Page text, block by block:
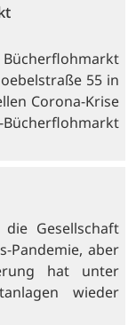
Bücherflohmarkt
55 in
Corona-Krise
Gesellschaft
Pandemie, aber
hat unter
wieder